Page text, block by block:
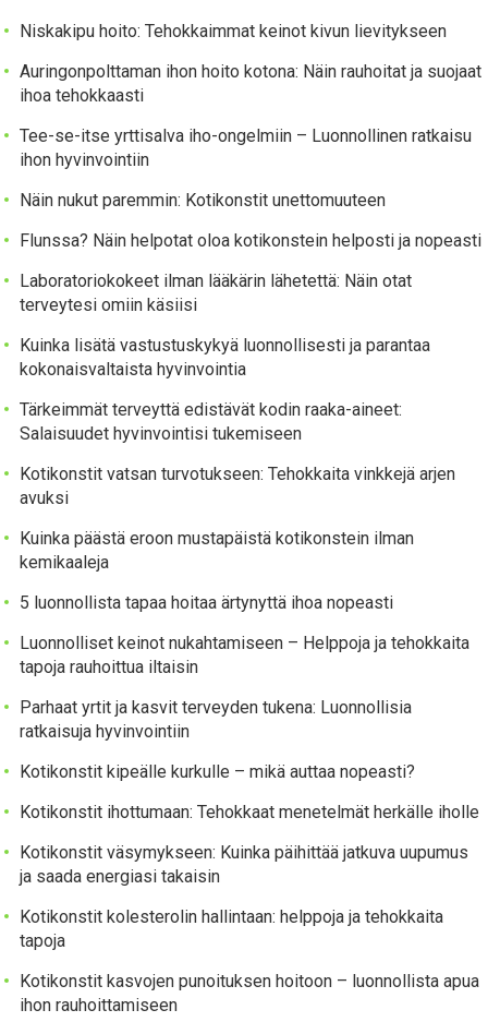
Niskakipu hoito: Tehokkaimmat keinot kivun lievitykseen
Auringonpolttaman ihon hoito kotona: Näin rauhoitat ja suojaat
ihoa tehokkaasti
Tee-se-itse yrttisalva iho-ongelmiin – Luonnollinen ratkaisu
ihon hyvinvointiin
Näin nukut paremmin: Kotikonstit unettomuuteen
Flunssa? Näin helpotat oloa kotikonstein helposti ja nopeasti
Laboratoriokokeet ilman lääkärin lähetettä: Näin otat
terveytesi omiin käsiisi
Kuinka lisätä vastustuskykyä luonnollisesti ja parantaa
kokonaisvaltaista hyvinvointia
Tärkeimmät terveyttä edistävät kodin raaka-aineet:
Salaisuudet hyvinvointisi tukemiseen
Kotikonstit vatsan turvotukseen: Tehokkaita vinkkejä arjen
avuksi
Kuinka päästä eroon mustapäistä kotikonstein ilman
kemikaaleja
5 luonnollista tapaa hoitaa ärtynyttä ihoa nopeasti
Luonnolliset keinot nukahtamiseen – Helppoja ja tehokkaita
tapoja rauhoittua iltaisin
Parhaat yrtit ja kasvit terveyden tukena: Luonnollisia
ratkaisuja hyvinvointiin
Kotikonstit kipeälle kurkulle – mikä auttaa nopeasti?
Kotikonstit ihottumaan: Tehokkaat menetelmät herkälle iholle
Kotikonstit väsymykseen: Kuinka päihittää jatkuva uupumus
ja saada energiasi takaisin
Kotikonstit kolesterolin hallintaan: helppoja ja tehokkaita
tapoja
Kotikonstit kasvojen punoituksen hoitoon – luonnollista apua
ihon rauhoittamiseen